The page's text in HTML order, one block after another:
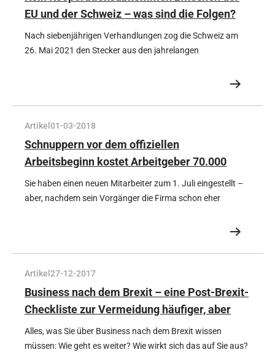
EU und der Schweiz – was sind die Folgen?
Nach siebenjährigen Verhandlungen zog die Schweiz am
26. Mai 2021 den Stecker aus den jahrelangen
weitere Gespräche nicht sinnvoll, so die Schweizer.
Artikel 01-03-2018
Schnuppern vor dem offiziellen
Arbeitsbeginn kostet Arbeitgeber 70.000
Euro
Sie haben einen neuen Mitarbeiter zum 1. Juli eingestellt –
aber, nachdem sein Vorgänger die Firma schon eher
Artikel 27-12-2017
Business nach dem Brexit – eine Post-Brexit-
Checkliste zur Vermeidung häufiger, aber
teurer Fehler
Alles, was Sie über Business nach dem Brexit wissen
müssen: Wie geht es weiter? Wie wirkt sich das auf Sie aus?